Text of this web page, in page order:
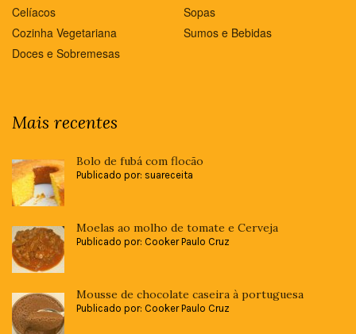
Celíacos
Cozinha Vegetariana
Doces e Sobremesas
Sopas
Sumos e Bebidas
Mais recentes
Bolo de fubá com flocão
Publicado por: suareceita
Moelas ao molho de tomate e Cerveja
Publicado por: Cooker Paulo Cruz
Mousse de chocolate caseira à portuguesa
Publicado por: Cooker Paulo Cruz